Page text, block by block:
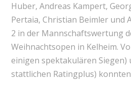
Huber, Andreas Kampert,
Pertaia, Christian Beimler und
2 in der Mannschaftswertung
Weihnachtsopen in Kelheim.
einigen spektakulären Siegen)
stattlichen Ratingplus)